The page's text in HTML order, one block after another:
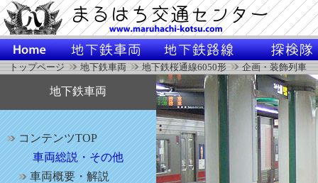
トップページ 地下鉄車両 地下鉄桜通線6050形 企画・装飾列車
地下鉄車両
コンテンツTOP
車両総説・その他
車両概要・解説